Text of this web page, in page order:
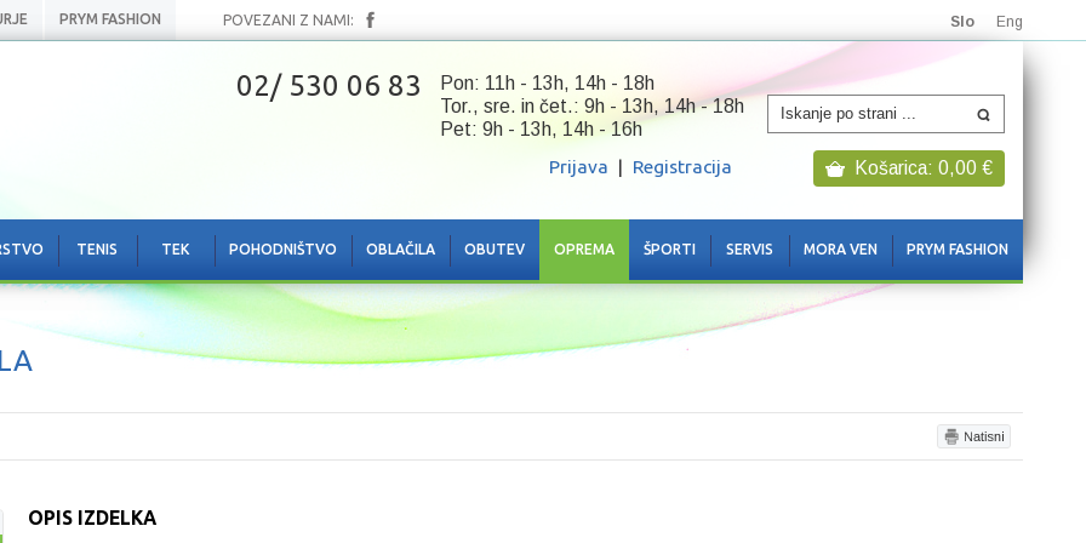
PRYM FASHION POVEZANI Z NAMI: Slo Eng
02/ 530 06 83
Pon: 11h - 13h, 14h - 18h
Tor., sre. in čet.: 9h - 13h, 14h - 18h
Pet: 9h - 13h, 14h - 16h
Prijava | Registracija Košarica: 0,00 €
TENIS TEK POHODNIŠTVO OBLAČILA OBUTEV OPREMA ŠPORTI SERVIS MORA VEN PRYM FASHION
OPIS IZDELKA